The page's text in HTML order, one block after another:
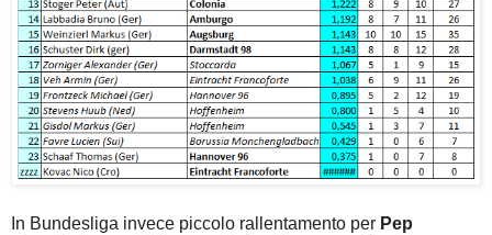
In Bundesliga invece piccolo rallentamento per Pep